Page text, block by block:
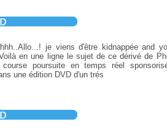
je viens d'être kidnappée and
en une ligne le sujet de ce dérivé de
course poursuite en temps réel
une édition DVD d'un trés